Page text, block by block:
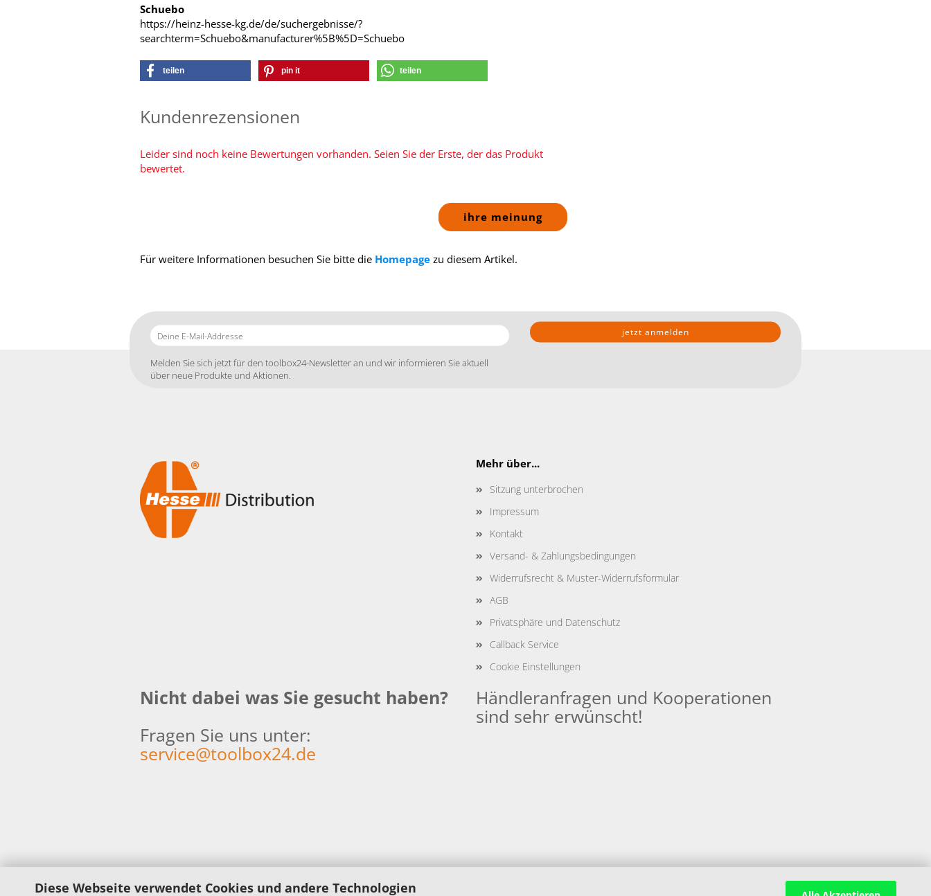
Diese Webseite verwendet Cookies und andere Technologien
Schuebo
https://heinz-hesse-kg.de/de/suchergebnisse/?
searchterm=Schuebo&manufacturer%5B%5D=Schuebo
teilen pin it teilen
Kundenrezensionen
Leider sind noch keine Bewertungen vorhanden. Seien Sie der Erste, der das Produkt
bewertet.
ihre meinung
Für weitere Informationen besuchen Sie bitte die Homepage zu diesem Artikel.
Deine
E-
Addresse
Melden Sie sich jetzt für den toolbox24-Newsletter an und wir informieren Sie aktuell
über neue Produkte und Aktionen.
Mehr über...
Sitzung unterbrochen
Impressum
Kontakt
Versand- & Zahlungsbedingungen
Widerrufsrecht & Muster-Widerrufsformular
AGB
Privatsphäre und Datenschutz
Callback Service
Cookie Einstellungen
Nicht dabei was Sie gesucht haben?
Fragen Sie uns unter:
service@toolbox24.de
Händleranfragen und Kooperationen
sind sehr erwünscht!